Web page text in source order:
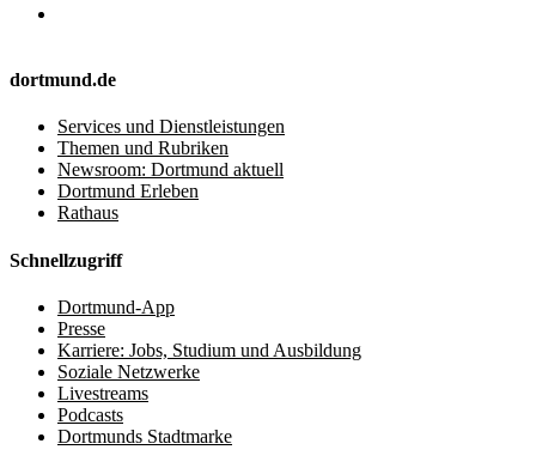
dortmund.de
Services und Dienstleistungen
Themen und Rubriken
Newsroom: Dortmund aktuell
Dortmund Erleben
Rathaus
Schnellzugriff
Dortmund-App
Presse
Karriere: Jobs, Studium und Ausbildung
Soziale Netzwerke
Livestreams
Podcasts
Dortmunds Stadtmarke